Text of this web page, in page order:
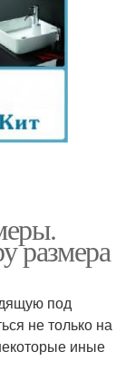
размера
под
не только на
иные